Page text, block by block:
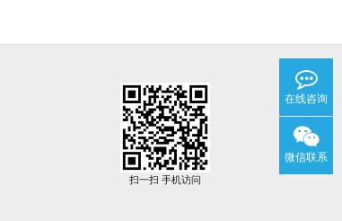
扫一扫 手机访问
在线咨询
微信联系